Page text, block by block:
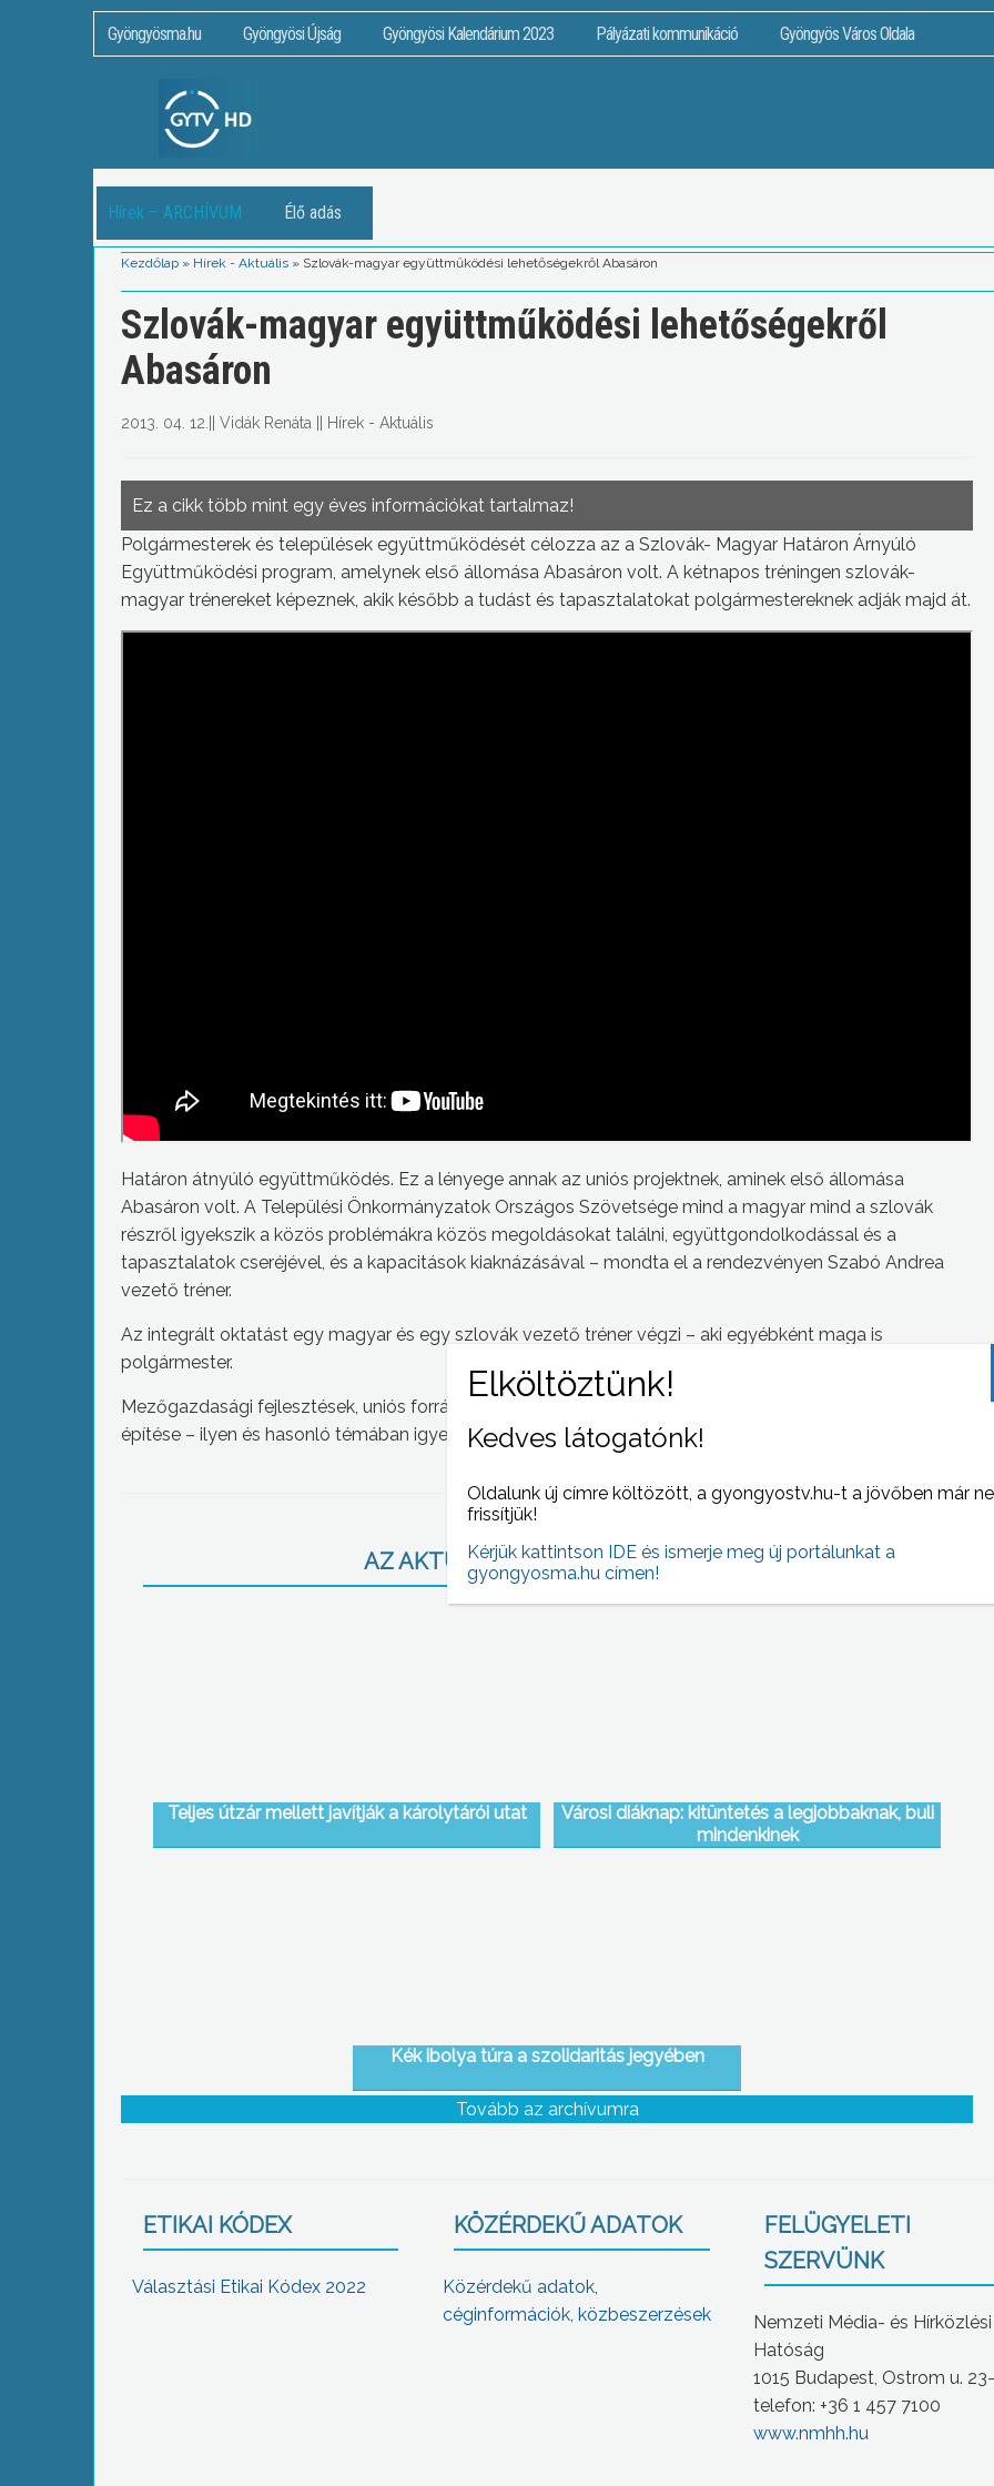
Gyöngyösma.hu Gyöngyösi Újság Gyöngyösi Kalendárium 2023 Pályázati kommunikáció Gyöngyös Város Oldala
Hírek – ARCHÍVUM Élő adás
Kezdőlap » Hírek - Aktuális » Szlovák-magyar együttműködési lehetőségekről Abasáron
Szlovák-magyar együttműködési lehetőségekről
Abasáron
2013. 04. 12. Vidák Renáta Hírek - Aktuális
Ez a cikk több mint egy éves információkat tartalmaz!
Polgármesterek és települések együttműködését célozza az a Szlovák- Magyar Határon Árnyúló
Együttműködési program, amelynek első állomása Abasáron volt. A kétnapos tréningen szlovák-
magyar trénereket képeznek, akik később a tudást és tapasztalatokat polgármestereknek adják majd át.
Határon átnyúló együttműködés. Ez a lényege annak az uniós projektnek, aminek első állomása
Abasáron volt. A Települési Önkormányzatok Országos Szövetsége mind a magyar mind a szlovák
részről igyekszik a közös problémákra közös megoldásokat találni, együttgondolkodással és a
tapasztalatok cseréjével, és a kapacitások kiaknázásával – mondta el a rendezvényen Szabó Andrea
vezető tréner.
Az integrált oktatást egy magyar és egy szlovák vezető tréner végzi – aki egyébként maga is
polgármester.
Mezőgazdasági fejlesztések, uniós források lehívása, egymásra épülő projektek, közös centrumok
építése – ilyen és hasonló témában igyekeznek közös terveket megvalósítani.
AZ AKTUÁLIS NAPI HÍREI (2013-04-12 )
Teljes útzár mellett javítják a károlytárói utat
Városi diáknap: kitüntetés a legjobbaknak, buli
mindenkinek
Kék ibolya túra a szolidaritás jegyében
Tovább az archívumra
ETIKAI KÓDEX
Választási Etikai Kódex 2022
KÖZÉRDEKŰ ADATOK
Közérdekű adatok,
céginformációk, közbeszerzések
FELÜGYELETI
SZERVÜNK
Nemzeti Média- és Hírközlési
Hatóság
1015 Budapest, Ostrom u.
telefon: +36 1 457 7100
www.nmhh.hu
Kedves látogatónk!
Oldalunk új címre költözött, a gyongyostv.hu-t a jövőben már
frissítjük!
Kérjük kattintson IDE és ismerje meg új portálunkat a
gyongyosma.hu címen!